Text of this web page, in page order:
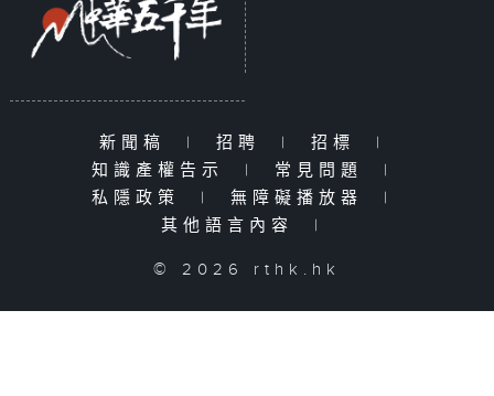
新聞稿 | 招聘 | 招標
|
知識產權告示
| 常見問題
|
私隱政策
| 無障礙播放器
|
其他語言內容
|
© 2026 rthk.hk